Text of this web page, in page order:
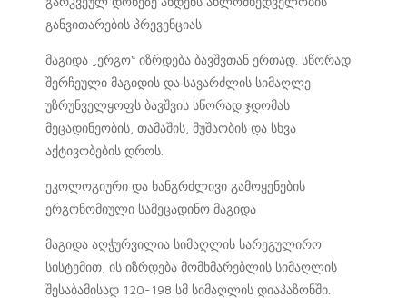
განვითარების პრევენციას.
მაგიდა „ერგო“ იზრდება ბავშვთან ერთად. სწორად
შერჩეული მაგიდის და სავარძლის სიმაღლე
უზრუნველყოფს ბავშვის სწორად ჯდომას
მეცადინეობის, თამაშის, მუშაობის და სხვა
აქტივობების დროს.
ეკოლოგიური და ხანგრძლივი გამოყენების
ერგონომიული სამეცადინო მაგიდა
მაგიდა აღჭურვილია სიმაღლის სარეგულირო
სისტემით, ის იზრდება მომხმარებლის სიმაღლის
შესაბამისად 120-198 სმ სიმაღლის დიაპაზონში.